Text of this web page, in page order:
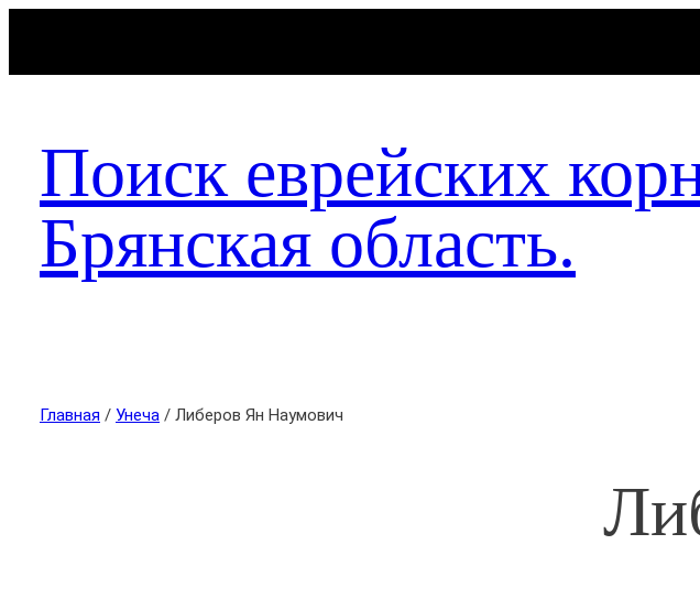
Поиск еврейских
Брянская область.
Главная / Унеча / Либеров Ян Наумович